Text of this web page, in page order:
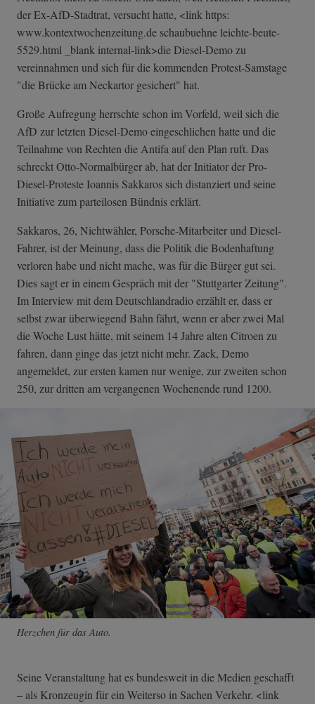
der Ex-AfD-Stadtrat, versucht hatte, <link https:
www.kontextwochenzeitung.de schaubuehne leichte-beute-
5529.html _blank internal-link>die Diesel-Demo zu
vereinnahmen und sich für die kommenden Protest-Samstage
"die Brücke am Neckartor gesichert" hat.
Große Aufregung herrschte schon im Vorfeld, weil sich die
AfD zur letzten Diesel-Demo eingeschlichen hatte und die
Teilnahme von Rechten die Antifa auf den Plan ruft. Das
schreckt Otto-Normalbürger ab, hat der Initiator der Pro-
Diesel-Proteste Ioannis Sakkaros sich distanziert und seine
Initiative zum parteilosen Bündnis erklärt.
Sakkaros, 26, Nichtwähler, Porsche-Mitarbeiter und Diesel-
Fahrer, ist der Meinung, dass die Politik die Bodenhaftung
verloren habe und nicht mache, was für die Bürger gut sei.
Dies sagt er in einem Gespräch mit der "Stuttgarter Zeitung".
Im Interview mit dem Deutschlandradio erzählt er, dass er
selbst zwar überwiegend Bahn fährt, wenn er aber zwei Mal
die Woche Lust hätte, mit seinem 14 Jahre alten Citroen zu
fahren, dann ginge das jetzt nicht mehr. Zack, Demo
angemeldet, zur ersten kamen nur wenige, zur zweiten schon
250, zur dritten am vergangenen Wochenende rund 1200.
Herzchen für das Auto.
Seine Veranstaltung hat es bundesweit in die Medien geschafft
– als Kronzeugin für ein Weiterso in Sachen Verkehr. <link